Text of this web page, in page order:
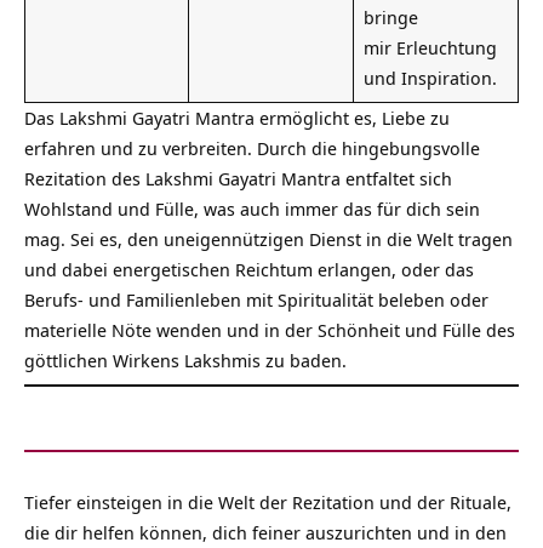
bringe
mir Erleuchtung
und Inspiration.
Das Lakshmi Gayatri Mantra ermöglicht es, Liebe zu
erfahren und zu verbreiten. Durch die hingebungsvolle
Rezitation des Lakshmi Gayatri Mantra entfaltet sich
Wohlstand und Fülle, was auch immer das für dich sein
mag. Sei es, den uneigennützigen Dienst in die Welt tragen
und dabei energetischen Reichtum erlangen, oder das
Berufs- und Familienleben mit Spiritualität beleben oder
materielle Nöte wenden und in der Schönheit und Fülle des
göttlichen Wirkens Lakshmis zu baden.
Tiefer einsteigen in die Welt der Rezitation und der Rituale,
die dir helfen können, dich feiner auszurichten und in den